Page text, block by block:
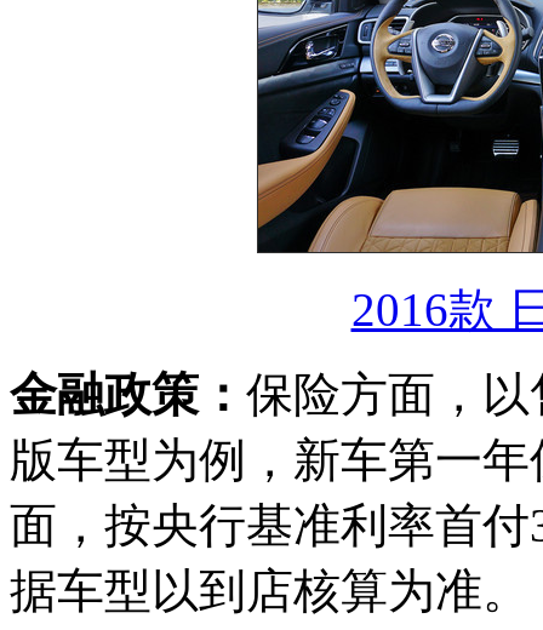
2016款
金融政策： 保险方面，以
版车型为例，新车第一
面，按央行基准利率首
据车型以到店核算为准。